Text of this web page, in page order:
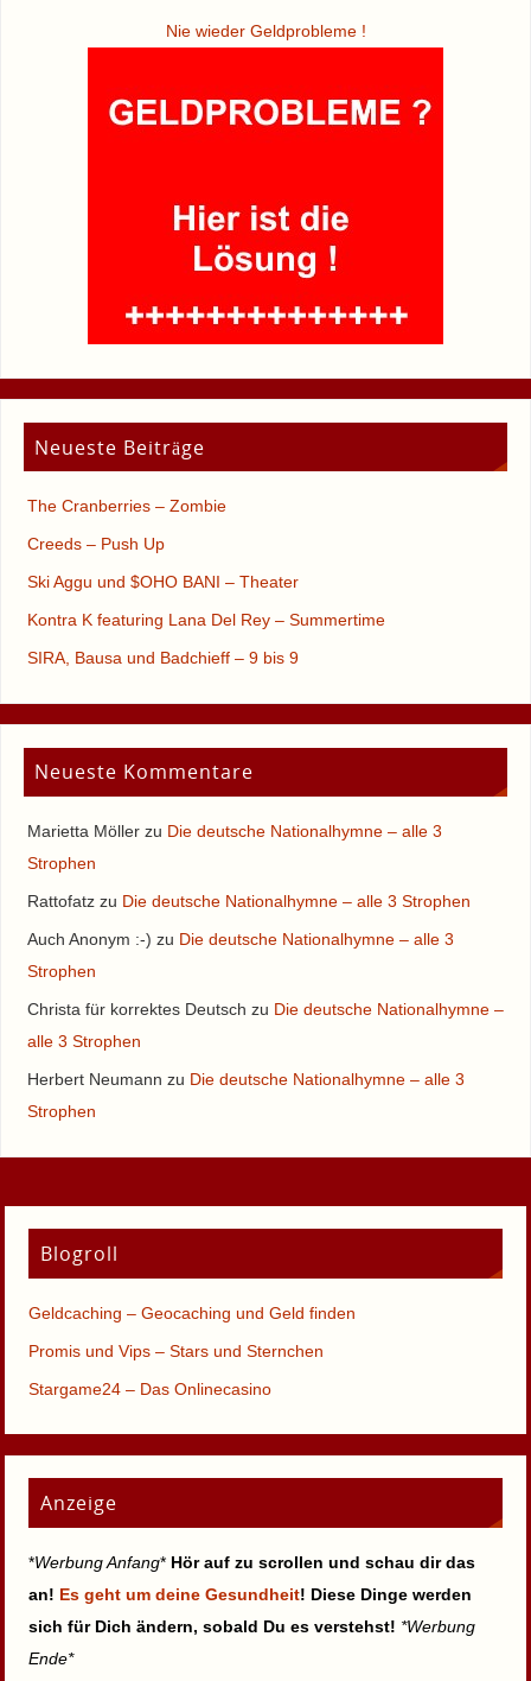
Nie wieder Geldprobleme !
Neueste Beiträge
The Cranberries – Zombie
Creeds – Push Up
Ski Aggu und $OHO BANI – Theater
Kontra K featuring Lana Del Rey – Summertime
SIRA, Bausa und Badchieff – 9 bis 9
Neueste Kommentare
Marietta Möllerzu Die deutsche Nationalhymne – alle 3
Strophen
Rattofatzzu Die deutsche Nationalhymne – alle 3 Strophen
Auch Anonym :-) zu Die deutsche Nationalhymne – alle 3
Strophen
Christa für korrektes Deutsch zu Die deutsche Nationalhymne –
alle 3 Strophen
Herbert Neumann zu Die deutsche Nationalhymne – alle 3
Strophen
Blogroll
Geldcaching – Geocaching und Geld finden
Promis und Vips – Stars und Sternchen
Stargame24 – Das Onlinecasino
Anzeige
*Werbung Anfang* Hör auf zu scrollen und schau dir das
an! Es geht um deine Gesundheit! Diese Dinge werden
sich für Dich ändern, sobald Du es verstehst! *Werbung
Ende*